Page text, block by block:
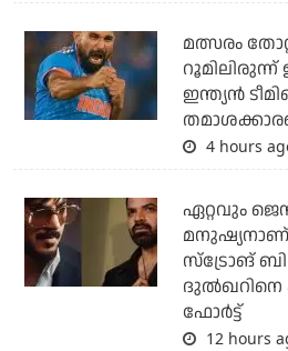
മത്സരം
റൂമിലിരുന്ന്
ഇന്ത്യന്‍
4 hours
ഏറ്റവും
സ്‌ട്രോങ്
ദുല്‍ഖറിനെ
ഫോര്‍ട്ട്
12 hours